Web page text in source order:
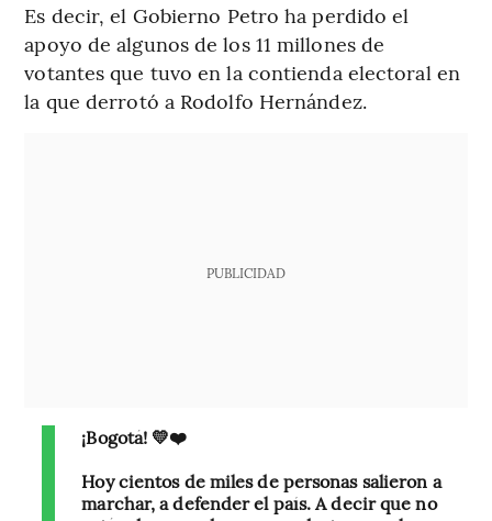
Es decir, el Gobierno Petro ha perdido el
apoyo de algunos de los 11 millones de
votantes que tuvo en la contienda electoral en
la que derrotó a Rodolfo Hernández.
PUBLICIDAD
¡Bogotá! 💛❤️
Hoy cientos de miles de personas salieron a
marchar, a defender el país. A decir que no